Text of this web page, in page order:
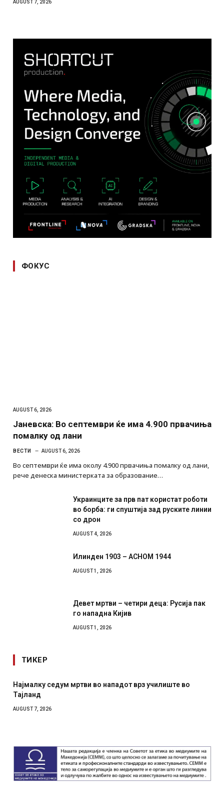
AUGUST 7, 2026
ФОКУС
AUGUST 6, 2026
Јаневска: Во септември ќе има 4.900 првачиња
помалку од лани
ВЕСТИ AUGUST 6, 2026
Во септември ќе има околу 4.900 првачиња помалку од лани,
рече денеска министерката за образование…
Украинците за прв пат користат роботи
во борба: ги спуштија зад руските линии
со дрон
AUGUST 4, 2026
Илинден 1903 – АСНОМ 1944
AUGUST 1, 2026
Девет мртви – четири деца: Русија пак
го нападна Кијив
AUGUST 1, 2026
ТИКЕР
Најмалку седум мртви во нападот врз училиште во
Тајланд
AUGUST 7, 2026